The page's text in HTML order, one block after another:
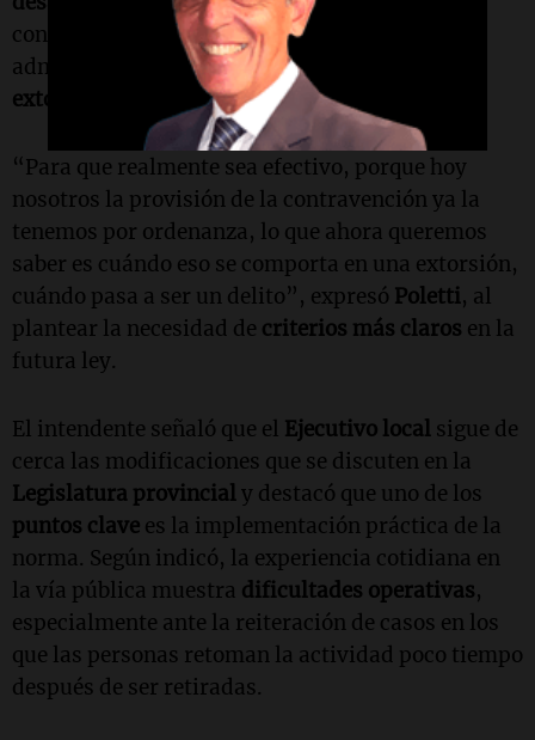
conducta deja de ser una infracción
administrativa para convertirse en una posible
extorsión
“Para que realmente sea efectivo, porque hoy
nosotros la provisión de la contravención ya la
tenemos por ordenanza, lo que ahora queremos
saber es cuándo eso se comporta en una extorsión,
cuándo pasa a ser un delito”, expresó Poletti, al
plantear la necesidad de criterios más claros en la
futura ley.
El intendente señaló que el Ejecutivo local sigue de
cerca las modificaciones que se discuten en la
Legislatura provincialy destacó que uno de los
puntos clave es la implementación práctica de la
norma. Según indicó, la experiencia cotidiana en
la vía pública muestra dificultades operativas,
especialmente ante la reiteración de casos en los
que las personas retoman la actividad poco tiempo
después de ser retiradas.